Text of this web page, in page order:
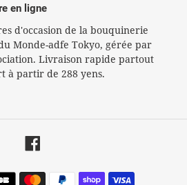
en ligne
d'occasion de la bouquinerie
Monde-adfe Tokyo, gérée par
Livraison rapide partout
à partir de 288 yens.
Facebook
Moyens